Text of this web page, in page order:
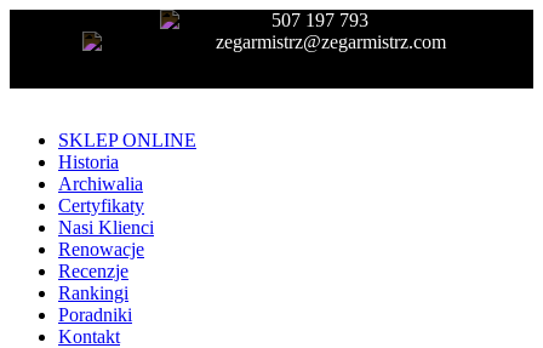
507 197 793
zegarmistrz@zegarmistrz.com
SKLEP ONLINE
Historia
Archiwalia
Certyfikaty
Nasi Klienci
Renowacje
Recenzje
Rankingi
Poradniki
Kontakt